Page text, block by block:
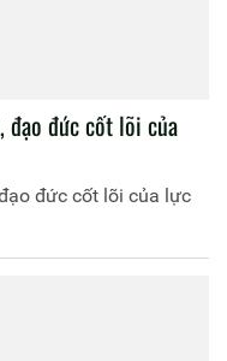
đạo đức cốt lõi của
đức cốt lõi của lực